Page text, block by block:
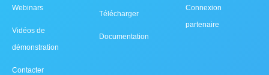
Webinars
Vidéos de
démonstration
Contacter
Télécharger
Documentation
Connexion
partenaire